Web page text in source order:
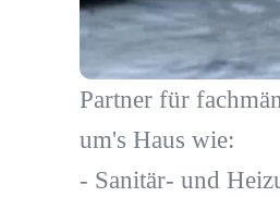
Partner für
um's Haus wie:
- Sanitär- und